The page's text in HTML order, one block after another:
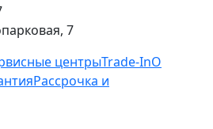
7
центрыTrade-InО
Рассрочка и